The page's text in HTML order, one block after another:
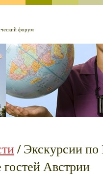
форум
/ Экскурсии
гостей Австрии